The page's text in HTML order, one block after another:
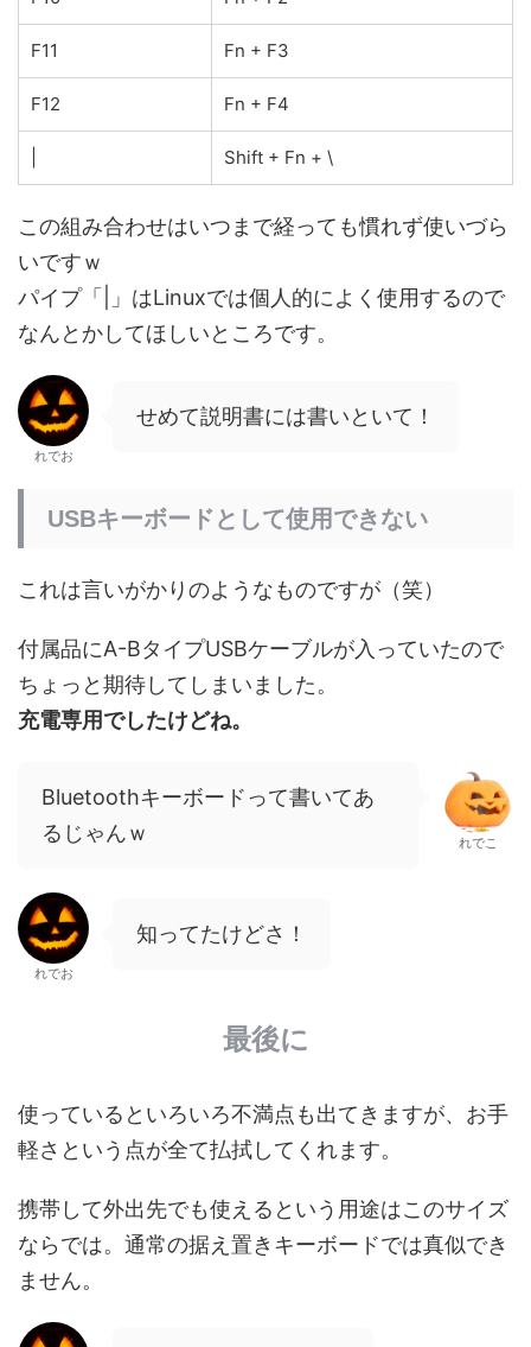
F11 Fn + F3
F12 Fn + F4
Shift + Fn + \
この組み合わせはいつまで経っても慣れず使いづら
いですｗ
パイプ「|」はLinuxでは個人的によく使用するので
なんとかしてほしいところです。
れでお
せめて説明書には書いといて！
USBキーボードとして使用できない
これは言いがかりのようなものですが（笑）
付属品にA-BタイプUSBケーブルが入っていたので
ちょっと期待してしまいました。
充電専用でしたけどね。
Bluetoothキーボードって書いてあ
るじゃんｗ
れでこ
れでお
知ってたけどさ！
最後に
使っているといろいろ不満点も出てきますが、お手
軽さという点が全て払拭してくれます。
携帯して外出先でも使えるという用途はこのサイズ
ならでは。通常の据え置きキーボードでは真似でき
ません。